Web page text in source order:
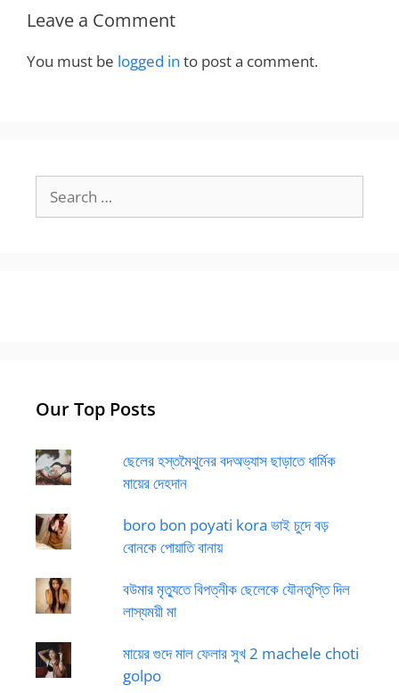
Leave a Comment
You must be logged in to post a comment.
for:
Our Top Posts
ছেলের হস্তমৈথুনের বদঅভ্যাস ছাড়াতে ধার্মিক
মায়ের দেহদান
boro bon poyati kora ভাই চুদে বড়
বোনকে পোয়াতি বানায়
বউমার মৃত্যুতে বিপত্নীক ছেলেকে যৌনতৃপ্তি দিল
লাস্যময়ী মা
মায়ের গুদে মাল ফেলার সুখ 2 machele choti
golpo